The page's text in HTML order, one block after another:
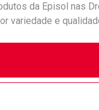
da Episol nas
variedade e